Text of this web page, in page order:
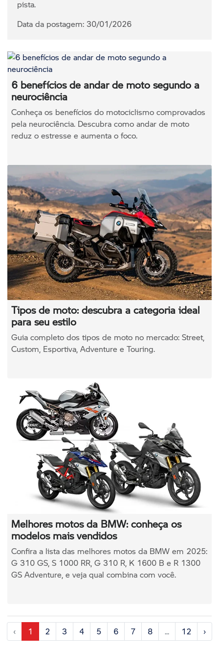
pista.
Data da postagem: 30/01/2026
6 benefícios de andar de moto segundo a
neurociência
Conheça os benefícios do motociclismo comprovados
pela neurociência. Descubra como andar de moto
reduz o estresse e aumenta o foco.
Tipos de moto: descubra a categoria ideal
para seu estilo
Guia completo dos tipos de moto no mercado: Street,
Custom, Esportiva, Adventure e Touring.
Melhores motos da BMW: conheça os
modelos mais vendidos
Confira a lista das melhores motos da BMW em 2025:
G 310 GS, S 1000 RR, G 310 R, K 1600 B e R 1300
GS Adventure, e veja qual combina com você.
‹ 1 2 3 4 5 6 7 8 ... 12 ›